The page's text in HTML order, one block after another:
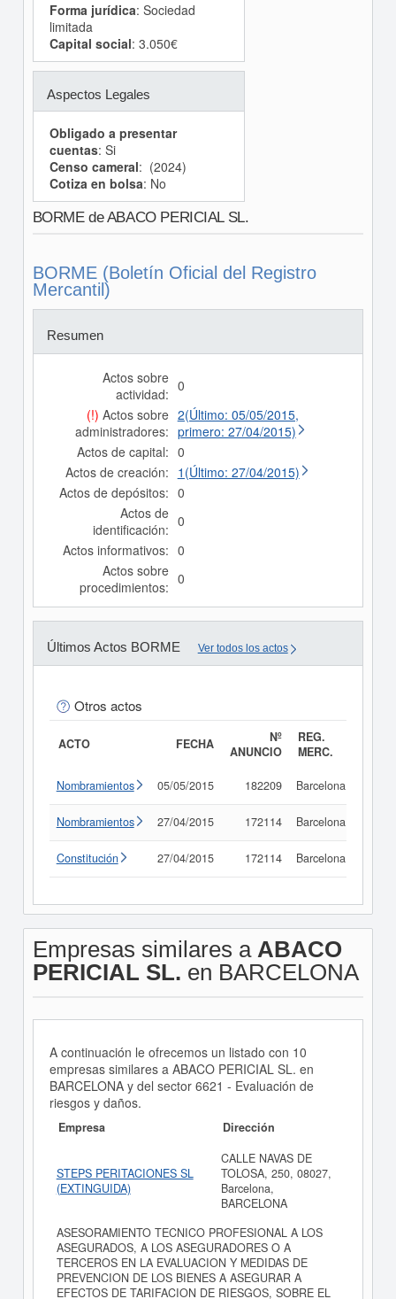
Forma jurídica: Sociedad
limitada
Capital social: 3.050€
Aspectos Legales
Obligado a presentar
cuentas: Si
Censo cameral: (2024)
Cotiza en bolsa: No
BORME de ABACO PERICIAL SL.
BORME (Boletín Oficial del Registro
Mercantil)
Resumen
Actos sobre
actividad: 0
(!) Actos sobre
administradores:
2(Último: 05/05/2015,
primero: 27/04/2015)
Actos de capital: 0
Actos de creación: 1(Último: 27/04/2015)
Actos de depósitos: 0
Actos de
identificación: 0
Actos informativos: 0
Actos sobre
procedimientos: 0
Últimos Actos BORME Ver todos los actos
Otros actos
ACTO FECHA
Nº
ANUNCIO
REG.
MERC.
Nombramientos 05/05/2015 182209 Barcelona
Nombramientos 27/04/2015 172114 Barcelona
Constitución 27/04/2015 172114 Barcelona
Empresas similares a ABACO
PERICIAL SL. en BARCELONA
A continuación le ofrecemos un listado con 10
empresas similares a ABACO PERICIAL SL. en
BARCELONA y del sector 6621 - Evaluación de
riesgos y daños.
Empresa Dirección
STEPS PERITACIONES SL
(EXTINGUIDA)
CALLE NAVAS DE
TOLOSA, 250, 08027,
Barcelona,
BARCELONA
ASESORAMIENTO TECNICO PROFESIONAL A LOS
ASEGURADOS, A LOS ASEGURADORES O A
TERCEROS EN LA EVALUACION Y MEDIDAS DE
PREVENCION DE LOS BIENES A ASEGURAR A
EFECTOS DE TARIFACION DE RIESGOS, SOBRE EL